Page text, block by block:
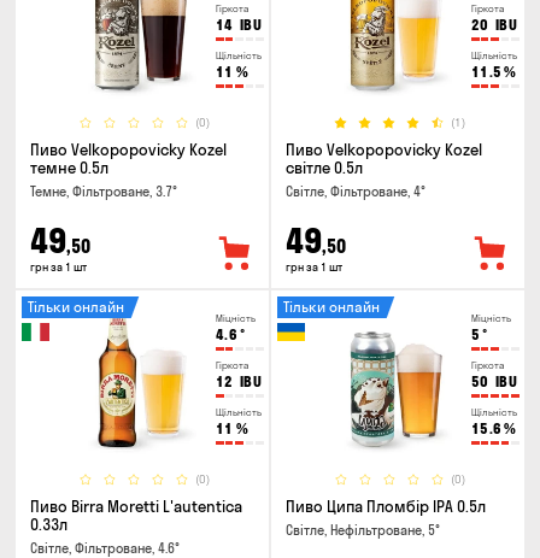
Гіркота
14 IBU
Щільність
11 %
(0)
Пиво Velkopopovicky Kozel
темне 0.5л
Темне, Фільтроване, 3.7°
49,50
грн за 1 шт
Гіркота
20 IBU
Щільність
11.5 %
(1)
Пиво Velkopopovicky Kozel
світле 0.5л
Світле, Фільтроване, 4°
49,50
грн за 1 шт
Міцність
4.6 °
Гіркота
12 IBU
Щільність
11 %
(0)
Тільки онлайн
Пиво Birra Moretti L'autentica
0.33л
Світле, Фільтроване, 4.6°
Міцність
5 °
Гіркота
50 IBU
Щільність
15.6 %
(0)
Тільки онлайн
Пиво Ципа Пломбір IPA 0.5л
Світле, Нефільтроване, 5°